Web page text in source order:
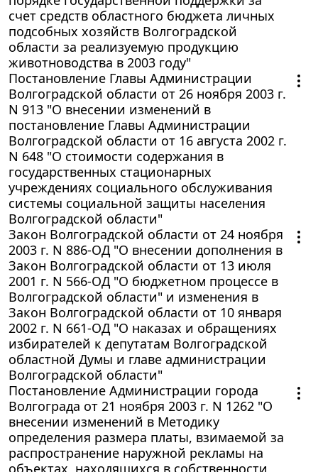
счет средств областного бюджета личных
подсобных хозяйств Волгоградской
области за реализуемую продукцию
животноводства в 2003 году"
Постановление Главы Администрации
Волгоградской области от 26 ноября 2003 г.
N 913 "О внесении изменений в
постановление Главы Администрации
Волгоградской области от 16 августа 2002 г.
N 648 "О стоимости содержания в
государственных стационарных
учреждениях социального обслуживания
системы социальной защиты населения
Волгоградской области"
Закон Волгоградской области от 24 ноября
2003 г. N 886-ОД "О внесении дополнения в
Закон Волгоградской области от 13 июля
2001 г. N 566-ОД "О бюджетном процессе в
Волгоградской области" и изменения в
Закон Волгоградской области от 10 января
2002 г. N 661-ОД "О наказах и обращениях
избирателей к депутатам Волгоградской
областной Думы и главе администрации
Волгоградской области"
Постановление Администрации города
Волгограда от 21 ноября 2003 г. N 1262 "О
внесении изменений в Методику
определения размера платы, взимаемой за
распространение наружной рекламы на
объектах, находящихся в собственности